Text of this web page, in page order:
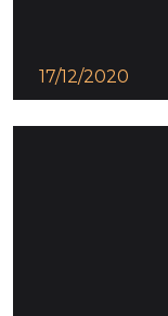
17/12/2020